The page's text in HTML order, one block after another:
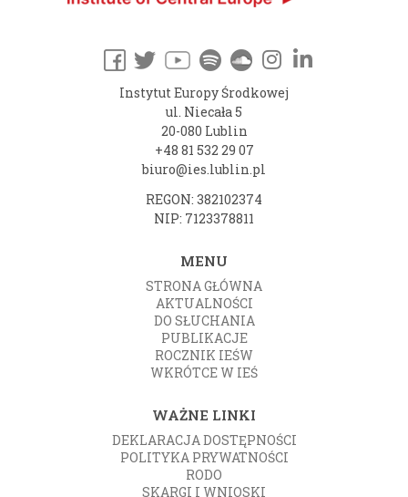
Instytut Europy Środkowej
ul. Niecała 5
20-080 Lublin
+48 81 532 29 07
biuro@ies.lublin.pl
REGON: 382102374
NIP: 7123378811
MENU
STRONA GŁÓWNA
AKTUALNOŚCI
DO SŁUCHANIA
PUBLIKACJE
ROCZNIK IEŚW
WKRÓTCE W IEŚ
WAŻNE LINKI
DEKLARACJA DOSTĘPNOŚCI
POLITYKA PRYWATNOŚCI
RODO
SKARGI I WNIOSKI